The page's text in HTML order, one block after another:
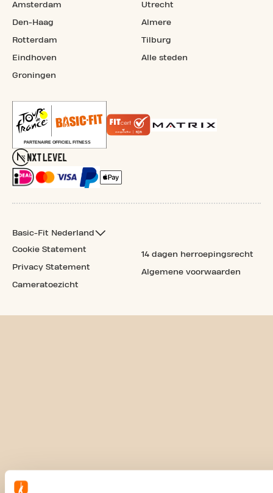
Amsterdam
Den-Haag
Rotterdam
Eindhoven
Groningen
Utrecht
Almere
Tilburg
Alle steden
Basic-Fit Nederland
Cookie Statement
Privacy Statement
Cameratoezicht
14 dagen herroepingsrecht
Algemene voorwaarden